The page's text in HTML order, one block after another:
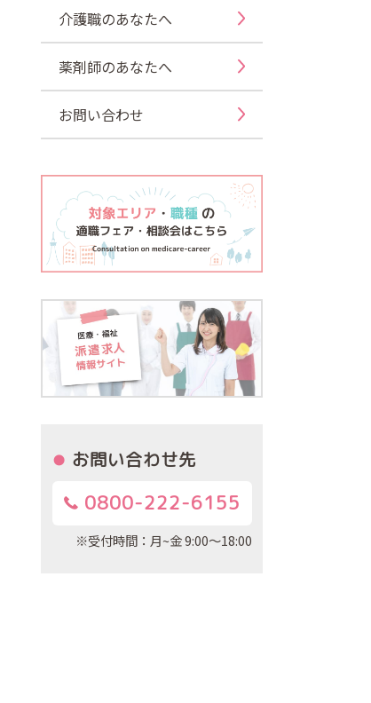
介護職のあなたへ
薬剤師のあなたへ
お問い合わせ
お問い合わせ先
0800-222-6155
※受付時間：月~金 9:00～18:00